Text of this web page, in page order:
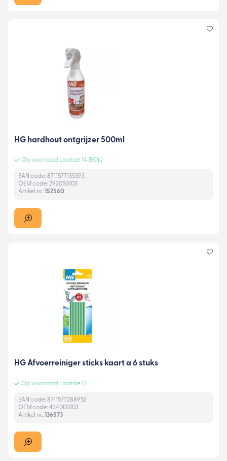
HG hardhout ontgrijzer 500ml
Op voorraad Laatste 14 (EOL)
EAN code: 8711577135393
OEM code: 292050103
Artikel nr.: 152560
HG Afvoerreiniger sticks kaart a 6 stuks
Op voorraad Laatste 13
EAN code: 8711577288952
OEM code: 434000103
Artikel nr.:136573